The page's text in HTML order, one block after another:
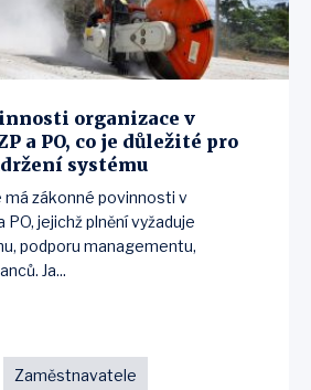
organizace v
a PO, co je důležité pro
systému
má zákonné povinnosti v
jejichž plnění vyžaduje
podporu managementu,
Ja...
Zaměstnavatele